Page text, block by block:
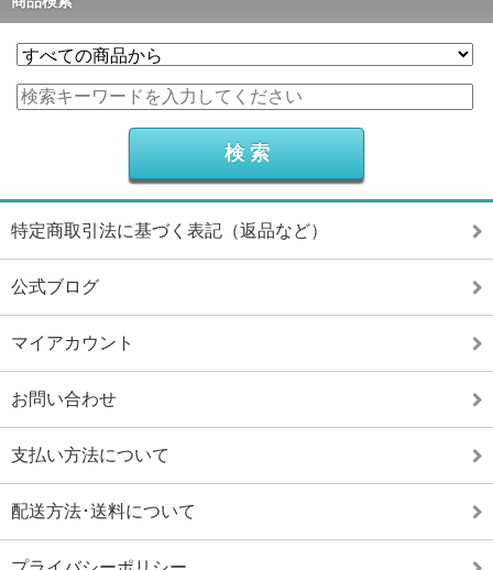
特定商取引法に基づく表記（返品など）
公式ブログ
マイアカウント
お問い合わせ
支払い方法について
配送方法･送料について